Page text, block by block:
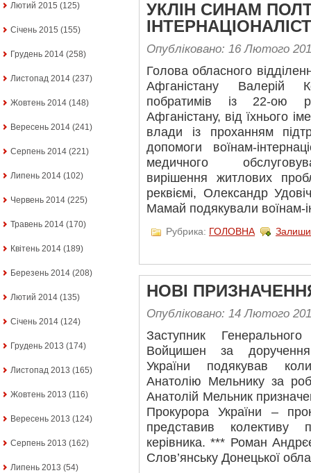
Лютий 2015 (125)
Січень 2015 (155)
Грудень 2014 (258)
Листопад 2014 (237)
Жовтень 2014 (148)
Вересень 2014 (241)
Серпень 2014 (221)
Липень 2014 (102)
Червень 2014 (225)
Травень 2014 (170)
Квітень 2014 (189)
Березень 2014 (208)
Лютий 2014 (135)
Січень 2014 (124)
Грудень 2013 (174)
Листопад 2013 (165)
Жовтень 2013 (116)
Вересень 2013 (124)
Серпень 2013 (162)
Липень 2013 (54)
УКЛІН СИНАМ
Опубліковано: 16 Лютого
Голова обласного
Афганістану Валерій
побратимів із 22-ою
Афганістану, від їхнього
влади із проханням
допомоги воїнам-
медичного
вирішення житлових
реквіємі, Олександр
Мамай подякували воїнам-
Рубрика: ГОЛОВНА
НОВІ
Опубліковано: 14 Лютого
Заступник
Войцишен за
України подякував
Анатолію Мельнику за
Анатолій Мельник
Прокурора України –
представив колективу
керівника. *** Роман
Слов’янську Донецької